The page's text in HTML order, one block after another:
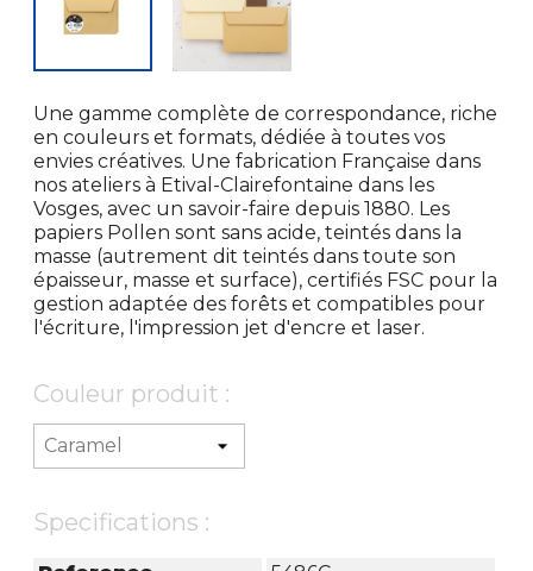
Une gamme complète de correspondance, riche
en couleurs et formats, dédiée à toutes vos
envies créatives. Une fabrication Française dans
nos ateliers à Etival-Clairefontaine dans les
Vosges, avec un savoir-faire depuis 1880. Les
papiers Pollen sont sans acide, teintés dans la
masse (autrement dit teintés dans toute son
épaisseur, masse et surface), certifiés FSC pour la
gestion adaptée des forêts et compatibles pour
l'écriture, l'impression jet d'encre et laser.
Couleur produit :
Specifications :